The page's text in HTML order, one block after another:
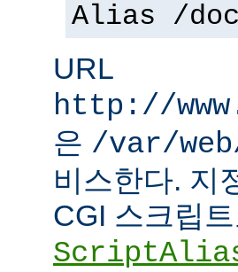
Alias /
URL
http://
은 /var/
비스한다. 지
CGI 스크립